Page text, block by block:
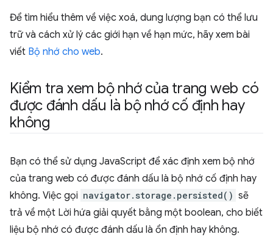
Để tìm hiểu thêm về việc xoá, dung lượng bạn có thể lưu
trữ và cách xử lý các giới hạn về hạn mức, hãy xem bài
viết Bộ nhớ cho web.
Kiểm tra xem bộ nhớ của trang web có
được đánh dấu là bộ nhớ cố định hay
không
Bạn có thể sử dụng JavaScript để xác định xem bộ nhớ
của trang web có được đánh dấu là bộ nhớ cố định hay
không. Việc gọi navigator.storage.persisted() sẽ
trả về một Lời hứa giải quyết bằng một boolean, cho biết
liệu bộ nhớ có được đánh dấu là ổn định hay không.